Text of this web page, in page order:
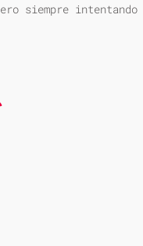
siempre intentando